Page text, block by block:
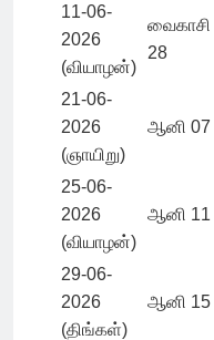
11-06-
2026
(வியாழன்)
வைகாசி
28
21-06-
2026
(ஞாயிறு)
ஆனி 07
25-06-
2026
(வியாழன்)
ஆனி 11
29-06-
2026
(திங்கள்)
ஆனி 15